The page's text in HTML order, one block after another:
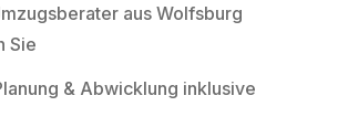
aus Wolfsburg
Sie
& Abwicklung inklusive